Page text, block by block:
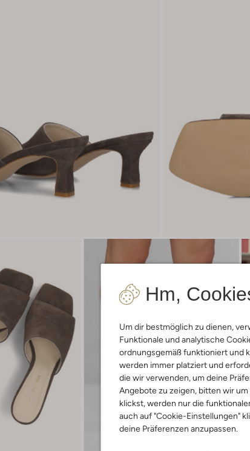
Hm,
Um dir bestmöglich zu dienen,
Funktionale und analytische
ordnungsgemäß funktioniert und
werden immer platziert und
die wir verwenden, um deine
Angebote zu zeigen, bitten wir
klickst, werden nur die
auch auf "Cookie-Einstellungen"
deine Präferenzen anzupassen.